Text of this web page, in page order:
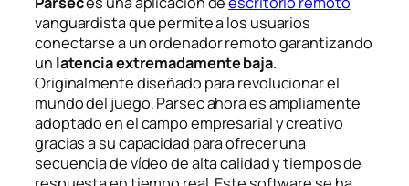
vanguardista que permite a los usuarios
conectarse a un ordenador remoto garantizando
un latencia extremadamente baja.
Originalmente diseñado para revolucionar el
mundo del juego, Parsec ahora es ampliamente
adoptado en el campo empresarial y creativo
gracias a su capacidad para ofrecer una
secuencia de vídeo de alta calidad y tiempos de